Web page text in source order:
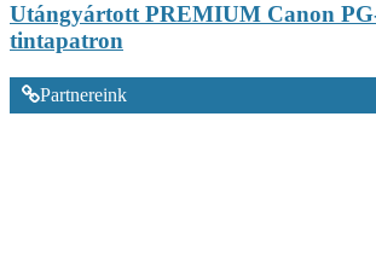
Utángyártott PREMIUM Canon
tintapatron
Partnereink